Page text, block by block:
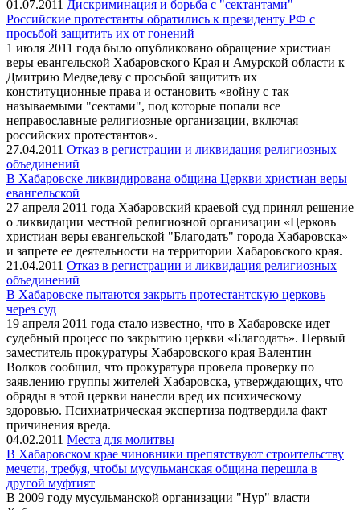
01.07.2011 Дискриминация и борьба с "сектантами"
Российские протестанты обратились к президенту РФ с
просьбой защитить их от гонений
1 июля 2011 года было опубликовано обращение христиан
веры евангельской Хабаровского Края и Амурской области к
Дмитрию Медведеву с просьбой защитить их
конституционные права и остановить «войну с так
называемыми "сектами", под которые попали все
неправославные религиозные организации, включая
российских протестантов».
27.04.2011 Отказ в регистрации и ликвидация религиозных
объединений
В Хабаровске ликвидирована община Церкви христиан веры
евангельской
27 апреля 2011 года Хабаровский краевой суд принял решение
о ликвидации местной религиозной организации «Церковь
христиан веры евангельской "Благодать" города Хабаровска»
и запрете ее деятельности на территории Хабаровского края.
21.04.2011 Отказ в регистрации и ликвидация религиозных
объединений
В Хабаровске пытаются закрыть протестантскую церковь
через суд
19 апреля 2011 года стало известно, что в Хабаровске идет
судебный процесс по закрытию церкви «Благодать». Первый
заместитель прокуратуры Хабаровского края Валентин
Волков сообщил, что прокуратура провела проверку по
заявлению группы жителей Хабаровска, утверждающих, что
обряды в этой церкви нанесли вред их психическому
здоровью. Психиатрическая экспертиза подтвердила факт
причинения вреда.
04.02.2011 Места для молитвы
В Хабаровском крае чиновники препятствуют строительству
мечети, требуя, чтобы мусульманская община перешла в
другой муфтият
В 2009 году мусульманской организации "Нур" власти